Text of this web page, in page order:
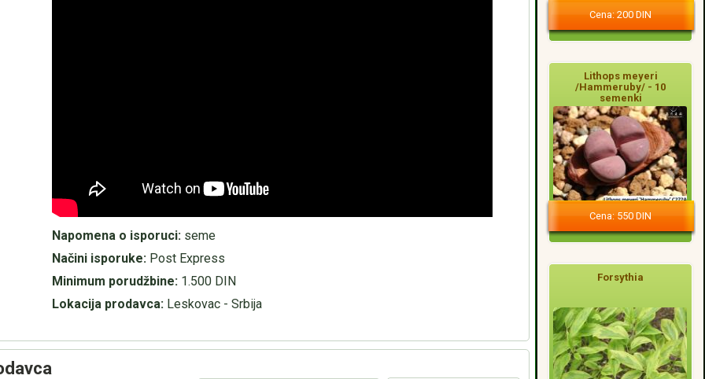
Napomena o isporuci: seme
Načini isporuke: Post Express
Minimum porudžbine: 1.500 DIN
Lokacija prodavca: Leskovac - Srbija
Cena: 200 DIN
Lithops meyeri
/Hammeruby/ - 10
semenki
Cena: 550 DIN
Forsythia